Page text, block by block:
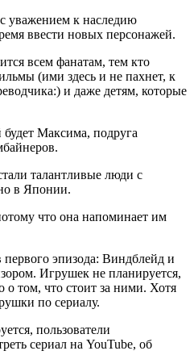
уважением к наследию
ввести новых персонажей.
всем фанатам, тем кто
(ими здесь и не пахнет, к
и даже детям, которые
Максима, подруга
талантливые люди с
в Японии.
что она напоминает им
эпизода: Виндблейд и
Игрушек не планируется,
о том, что стоит за ними. Хотя
по сериалу.
пользователи
сериал на YouTube, об